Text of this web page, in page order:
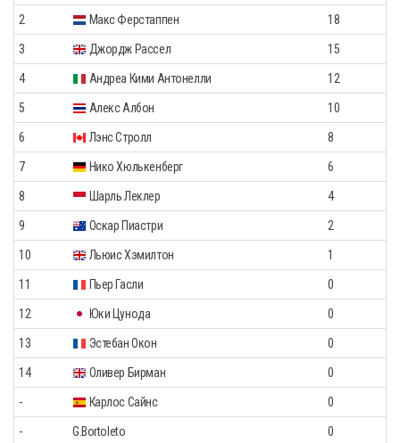
2 Макс Ферстаппен 18
3 Джордж Рассел 15
4 Андреа Кими Антонелли 12
5 Алекс Албон 10
6 Лэнс Стролл 8
7 Нико Хюлькенберг 6
8 Шарль Леклер 4
9 Оскар Пиастри 2
10 Льюис Хэмилтон 1
11 Пьер Гасли 0
12 Юки Цунода 0
13 Эстебан Окон 0
14 Оливер Бирман 0
- Карлос Сайнс 0
- G.Bortoleto 0